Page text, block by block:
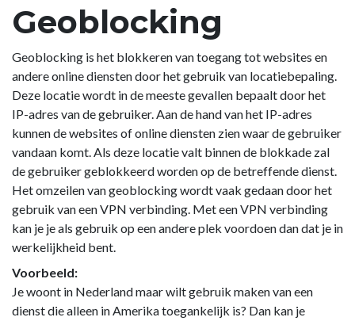
Geoblocking
Geoblocking is het blokkeren van toegang tot websites en
andere online diensten door het gebruik van locatiebepaling.
Deze locatie wordt in de meeste gevallen bepaalt door het
IP-adres van de gebruiker. Aan de hand van het IP-adres
kunnen de websites of online diensten zien waar de gebruiker
vandaan komt. Als deze locatie valt binnen de blokkade zal
de gebruiker geblokkeerd worden op de betreffende dienst.
Het omzeilen van geoblocking wordt vaak gedaan door het
gebruik van een VPN verbinding. Met een VPN verbinding
kan je je als gebruik op een andere plek voordoen dan dat je in
werkelijkheid bent.
Voorbeeld:
Je woont in Nederland maar wilt gebruik maken van een
dienst die alleen in Amerika toegankelijk is? Dan kan je